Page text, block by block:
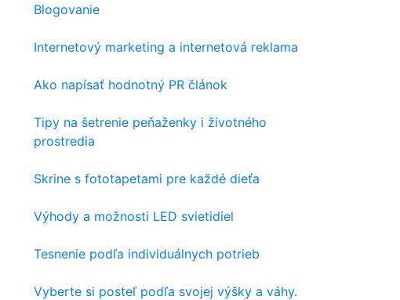
Blogovanie
Internetový marketing a internetová reklama
Ako napísať hodnotný PR článok
Tipy na šetrenie peňaženky i životného
prostredia
Skrine s fototapetami pre každé dieťa
Výhody a možnosti LED svietidiel
Tesnenie podľa individuálnych potrieb
Vyberte si posteľ podľa svojej výšky a váhy.